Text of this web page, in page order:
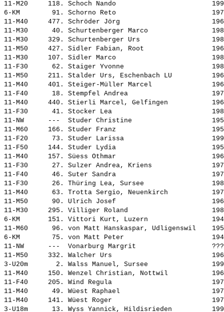
11-M20     118. Schoch Nando
6-KM        91. Schorno Reto
11-M40     477. Schröder Jörg
11-M30      40. Schurtenberger Marco
11-M30     329. Schurtenberger Urs
11-M50     427. Sidler Fabian, Root
11-M30     107. Sidler Marco
11-F30      62. Staiger Yvonne
11-M50     211. Stalder Urs, Eschenbach LU
11-M40     401. Steiger-Müller Marcel
11-F40      18. Stempfel Andrea
11-M40     440. Stierli Marcel, Gelfingen
11-F30      41. Stocker Lea
11-NW      --- Studer Christine
11-M60     166. Studer Franz
11-F20      73. Studer Larissa
11-F50     144. Studer Lydia
11-M40     157. Süess Othmar
11-F30      27. Sulzer Andrea, Kriens
11-F40      46. Suter Sandra
11-F30      26. Thüring Lea, Sursee
11-M40      63. Trotta Sergio, Neuenkirch
11-M50      90. Ulrich Josef
11-M30     295. Villiger Roland
6-KM       151. Vittori Kurt, Luzern
11-M60      96. von Matt Hanskaspar, Udligenswil
6-KM        75. von Matt Peter
11-NW      --- Vonarburg Margrit
11-M50     332. Walcher Urs
3-U20m       2. Walss Manuel, Sursee
11-M40     150. Wenzel Christian, Nottwil
11-F40     205. Wind Regula
11-M40      49. Wüest Raphael
11-M40     141. Wüest Roger
3-U18m      13. Wyss Yannick, Hildisrieden